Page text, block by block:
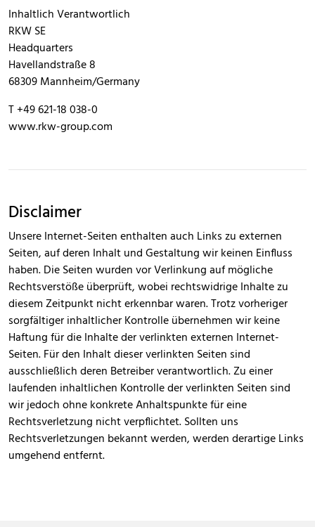
Inhaltlich Verantwortlich
RKW SE
Headquarters
Havellandstraße 8
68309 Mannheim/Germany
T +49 621-18 038-0
www.rkw-group.com
Disclaimer
Unsere Internet-Seiten enthalten auch Links zu externen
Seiten, auf deren Inhalt und Gestaltung wir keinen Einfluss
haben. Die Seiten wurden vor Verlinkung auf mögliche
Rechtsverstöße überprüft, wobei rechtswidrige Inhalte zu
diesem Zeitpunkt nicht erkennbar waren. Trotz vorheriger
sorgfältiger inhaltlicher Kontrolle übernehmen wir keine
Haftung für die Inhalte der verlinkten externen Internet-
Seiten. Für den Inhalt dieser verlinkten Seiten sind
ausschließlich deren Betreiber verantwortlich. Zu einer
laufenden inhaltlichen Kontrolle der verlinkten Seiten sind
wir jedoch ohne konkrete Anhaltspunkte für eine
Rechtsverletzung nicht verpflichtet. Sollten uns
Rechtsverletzungen bekannt werden, werden derartige Links
umgehend entfernt.